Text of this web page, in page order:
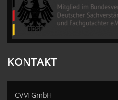
KONTAKT
CVM GmbH